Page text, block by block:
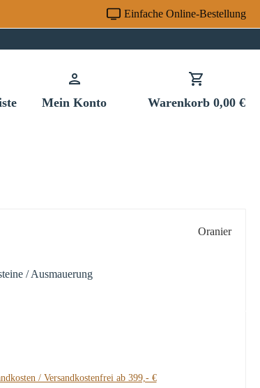
Einfache Online-Bestellung
Du hast 0 Produkte auf dem Merkzettel
Mein Konto Warenkorb 0,00 €
/ Ausmauerung
Oranier
/ Versandkostenfrei ab 399,- €